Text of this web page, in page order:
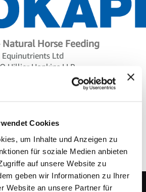
Cookies
um Inhalte und Anzeigen zu
für soziale Medien anbieten
auf unsere Website zu
geben wir Informationen zu Ihrer
Website an unsere Partner für
Natural Horse Feeding
Equinutrients Ltd
Hillier Hopkins LLP
Silbury Boulevard
info@okapi-shop.com
https://okapi-shop.com/